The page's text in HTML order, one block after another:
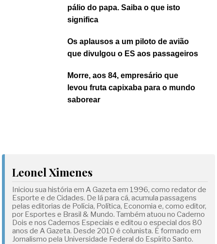
pálio do papa. Saiba o que isto
significa
Os aplausos a um piloto de avião
que divulgou o ES aos passageiros
Morre, aos 84, empresário que
levou fruta capixaba para o mundo
saborear
Leonel Ximenes
Iniciou sua história em A Gazeta em 1996, como redator de
Esporte e de Cidades. De lá para cá, acumula passagens
pelas editorias de Polícia, Política, Economia e, como editor,
por Esportes e Brasil & Mundo. Também atuou no Caderno
Dois e nos Cadernos Especiais e editou o especial dos 80
anos de A Gazeta. Desde 2010 é colunista. É formado em
Jornalismo pela Universidade Federal do Espírito Santo.